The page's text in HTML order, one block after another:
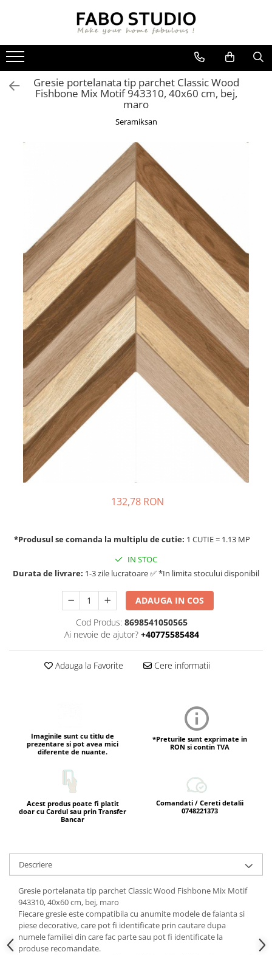
GRESIE INTERIOR
GRESIE EXTERIOR
GRESIE XXL - LASTRE
FAIANTA
PIESE DECORATIVE
CANAPELE
CUIERE
CONSOLE
Gresie portelanata tip parchet Classic Wood
Fishbone Mix Motif 943310, 40x60 cm, bej,
maro
Seramiksan
132,78 RON
*Produsul se comanda la multiplu de cutie: 1 CUTIE = 1.13 MP
IN STOC
Durata de livrare: 1-3 zile lucratoare ✅ *In limita stocului disponibil
ADAUGA IN COS
Cod Produs: 8698541050565
Ai nevoie de ajutor? +40775585484
Adauga la Favorite Cere informatii
Imaginile sunt cu titlu de
prezentare si pot avea mici
diferente de nuante.
*Preturile sunt exprimate in
RON si contin TVA
Acest produs poate fi platit
doar cu Cardul sau prin Transfer
Bancar
Comandati / Cereti detalii
0748221373
Descriere
Gresie portelanata tip parchet Classic Wood Fishbone Mix Motif
943310, 40x60 cm, bej, maro
Fiecare gresie este compatibila cu anumite modele de faianta si
piese decorative, care pot fi identificate prin cautare dupa
numele familiei din care fac parte sau pot fi identificate la
produse recomandate.